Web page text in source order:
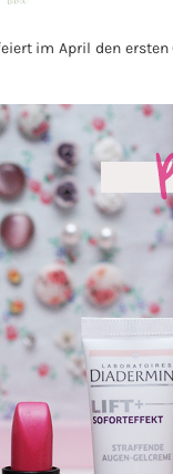
im April den